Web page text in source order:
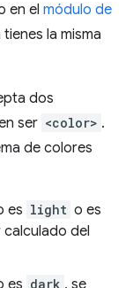
en el módulo de
la misma
dos
ser <color> .
de colores
es light o es
del
es dark , se